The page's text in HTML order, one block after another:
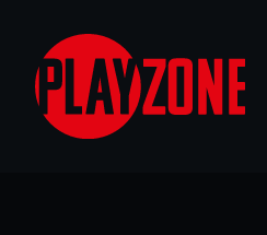
hlavnímu
obsahu